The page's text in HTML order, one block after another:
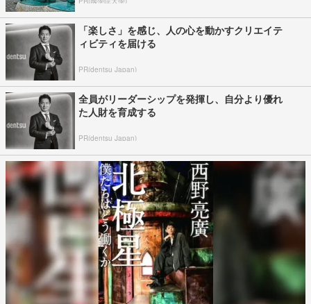
「楽しさ」を感じ、人の心を動かすクリエイテ
ィビティを届ける
PR(dentsu Japan)
全員がリーダーシップを発揮し、自分より優れ
た人財を育成する
PR(dentsu Japan)